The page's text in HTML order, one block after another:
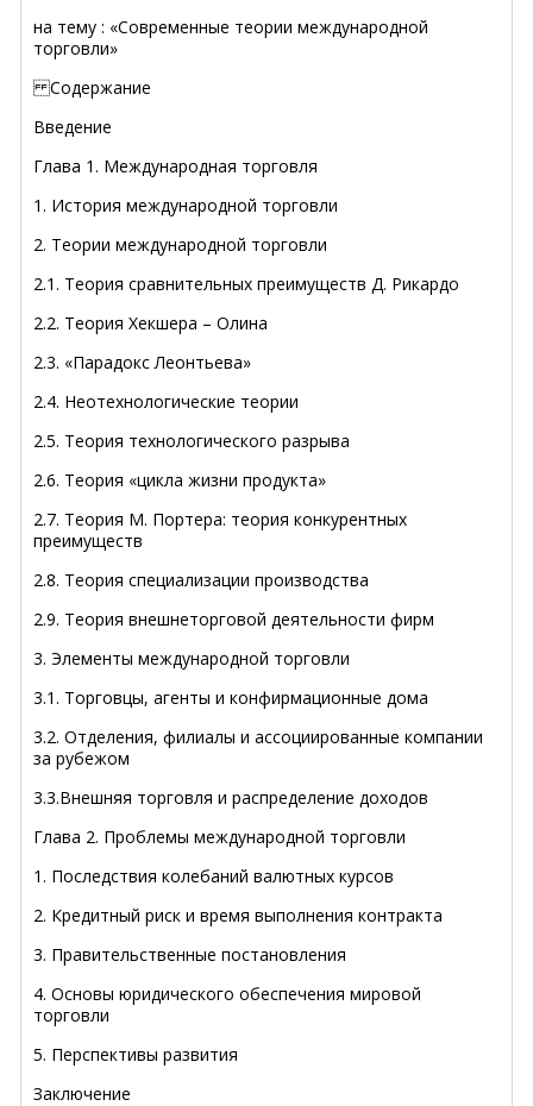
на тему : «Современные теории международной
торговли»
Содержание
Введение
Глава 1. Международная торговля
1. История международной торговли
2. Теории международной торговли
2.1. Теория сравнительных преимуществ Д. Рикардо
2.2. Теория Хекшера – Олина
2.3. «Парадокс Леонтьева»
2.4. Неотехнологические теории
2.5. Теория технологического разрыва
2.6. Теория «цикла жизни продукта»
2.7. Теория М. Портера: теория конкурентных
преимуществ
2.8. Теория специализации производства
2.9. Теория внешнеторговой деятельности фирм
3. Элементы международной торговли
3.1. Торговцы, агенты и конфирмационные дома
3.2. Отделения, филиалы и ассоциированные компании
за рубежом
3.3.Внешняя торговля и распределение доходов
Глава 2. Проблемы международной торговли
1. Последствия колебаний валютных курсов
2. Кредитный риск и время выполнения контракта
3. Правительственные постановления
4. Основы юридического обеспечения мировой
торговли
5. Перспективы развития
Заключение